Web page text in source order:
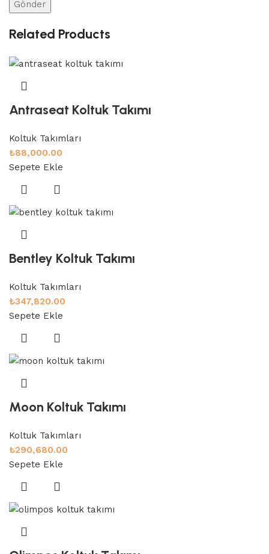
Related Products
Antraseat Koltuk Takımı
Koltuk Takımları
₺88,000.00
Sepete Ekle
Bentley Koltuk Takımı
Koltuk Takımları
₺347,820.00
Sepete Ekle
Moon Koltuk Takımı
Koltuk Takımları
₺290,680.00
Sepete Ekle